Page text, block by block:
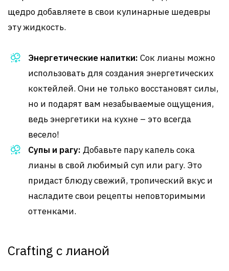
щедро добавляете в свои кулинарные шедевры
эту жидкость.
Энергетические напитки: Сок лианы можно
использовать для создания энергетических
коктейлей. Они не только восстановят силы,
но и подарят вам незабываемые ощущения,
ведь энергетики на кухне – это всегда
весело!
Супы и рагу: Добавьте пару капель сока
лианы в свой любимый суп или рагу. Это
придаст блюду свежий, тропический вкус и
насладите свои рецепты неповторимыми
оттенками.
Crafting с лианой